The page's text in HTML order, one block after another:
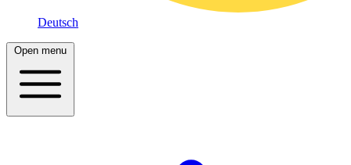
Deutsch
Open menu